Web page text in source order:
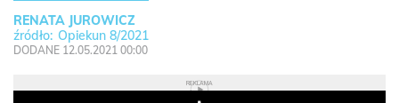
RENATA JUROWICZ
Opiekun 8/2021
DODANE 12.05.2021 00:00
REKLAMA